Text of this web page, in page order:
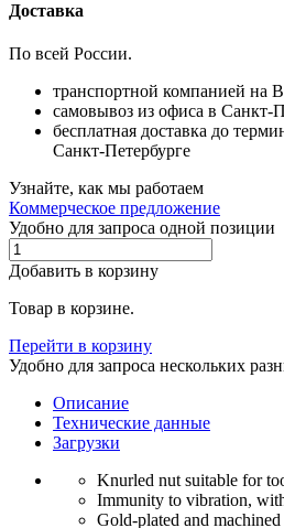
Доставка
По всей России.
транспортной компанией на
самовывоз из офиса в Санкт-
бесплатная доставка до
Санкт-Петербурге
Узнайте, как мы работаем
Коммерческое предложение
Удобно для запроса одной позиции
Добавить в корзину
Товар в корзине.
Перейти в корзину
Удобно для запроса нескольких
Описание
Технические данные
Загрузки
Knurled nut suitable for
Immunity to vibration,
Gold-plated and machined